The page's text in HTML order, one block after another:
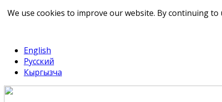
English
Русский
Кыргызча
We use cookies to improve our website. By continuing